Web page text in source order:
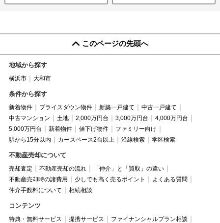
このページの先頭へ
地域から探す
横浜市 大和市
条件から探す
新着物件 プライスダウン物件 新築一戸建て
中古一戸建て
中古マンション
土地 2,000万円台 3,000万円台
4,000万円台
5,000万円台
新着物件 値下げ物件
ファミリー向け
駅から15分以内
カースペース2台以上 沿線検索 学区検索
不動産売却について
売却査定 不動産売却の流れ
「仲介」と「買取」の違い
不動産売却時の諸費用
少しでも高く売るポイント
よくある質問
仲介手数料について
相続相談
コンテンツ
特典・無料サービス 提携サービス
ファイナンシャルプラン相談